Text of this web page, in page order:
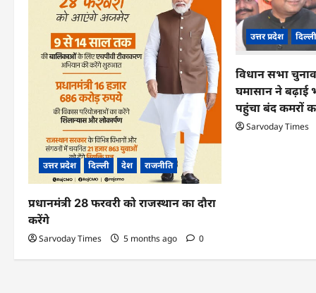
उत्तर प्रदेश दिल्ली देश राजनीति
प्रधानमंत्री 28 फरवरी को राजस्थान का दौरा
करेंगे
Sarvoday Times 5 months ago 0
उत्तर प्रदेश
विधान सभा
घमासान ने
पहुंचा बंद कमरों
Sarvoday Times